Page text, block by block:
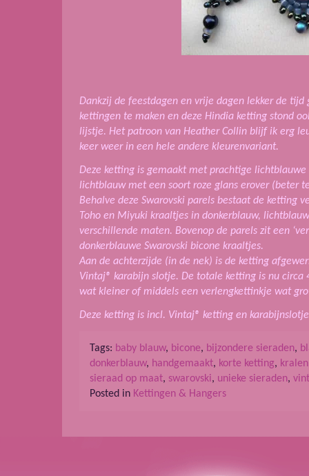
Dankzij de feestdagen en vrije dagen lekker de
kettingen te maken en deze Hindia ketting stond
lijstje. Het patroon van Heather Collin blijf ik erg
keer weer in een hele andere kleurenvariant.
Deze ketting is gemaakt met prachtige lichtblauwe
lichtblauw met een soort roze glans erover (beter
Behalve deze Swarovski parels bestaat de ketting
Toho en Miyuki kraaltjes in donkerblauw,
verschillende maten. Bovenop de parels zit een
donkerblauwe Swarovski bicone kraaltjes.
Aan de achterzijde (in de nek) is de ketting
Vintaj® karabijn slotje. De totale ketting is nu circa
wat kleiner of middels een verlengkettinkje wat
Deze ketting is incl. Vintaj® ketting en
Tags: baby blauw, bicone, bijzondere sieraden,
donkerblauw, handgemaakt, korte ketting, kralen
sieraad op maat, swarovski, unieke sieraden,
Posted in Kettingen & Hangers